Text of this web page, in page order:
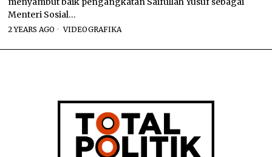
Menteri Sosial…
2 YEARS AGO VIDEOGRAFIKA